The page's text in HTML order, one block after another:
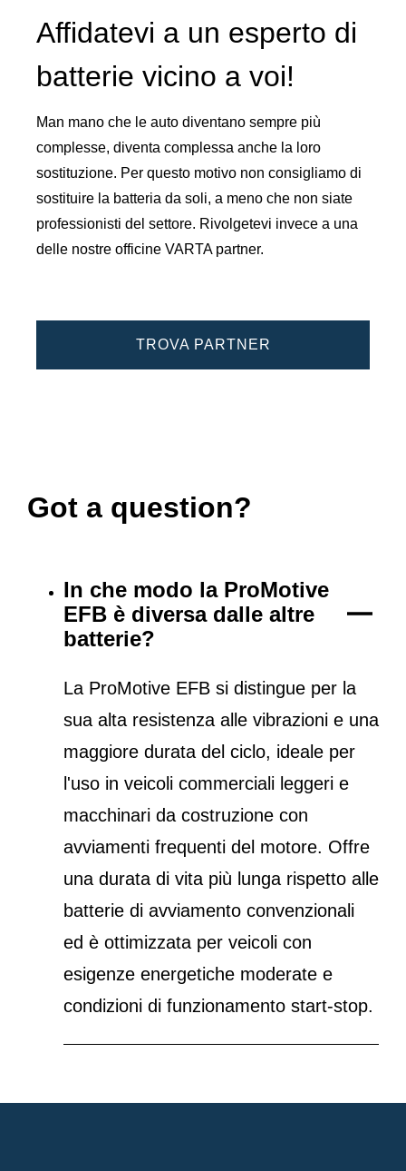
Affidatevi a un esperto di
batterie vicino a voi!
Man mano che le auto diventano sempre più
complesse, diventa complessa anche la loro
sostituzione. Per questo motivo non consigliamo di
sostituire la batteria da soli, a meno che non siate
professionisti del settore. Rivolgetevi invece a una
delle nostre officine VARTA partner.
TROVA PARTNER
Got a question?
In che modo la ProMotive
EFB è diversa dalle altre
batterie?
La ProMotive EFB si distingue per la
sua alta resistenza alle vibrazioni e una
maggiore durata del ciclo, ideale per
l'uso in veicoli commerciali leggeri e
macchinari da costruzione con
avviamenti frequenti del motore. Offre
una durata di vita più lunga rispetto alle
batterie di avviamento convenzionali
ed è ottimizzata per veicoli con
esigenze energetiche moderate e
condizioni di funzionamento start-stop.